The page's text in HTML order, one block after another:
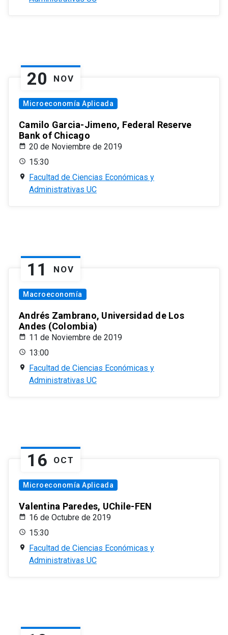
20 NOV
Microeconomía Aplicada
Camilo Garcia-Jimeno, Federal Reserve
Bank of Chicago
20 de Noviembre de 2019
15:30
Facultad de Ciencias Económicas y
Administrativas UC
11 NOV
Macroeconomía
Andrés Zambrano, Universidad de Los
Andes (Colombia)
11 de Noviembre de 2019
13:00
Facultad de Ciencias Económicas y
Administrativas UC
16 OCT
Microeconomía Aplicada
Valentina Paredes, UChile-FEN
16 de Octubre de 2019
15:30
Facultad de Ciencias Económicas y
Administrativas UC